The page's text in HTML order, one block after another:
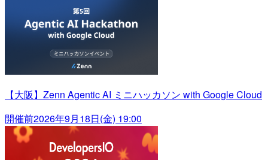
【大阪】Zenn Agentic AI ミニハッカソン with Google Cloud
開催前2026年9月18日(金) 19:00